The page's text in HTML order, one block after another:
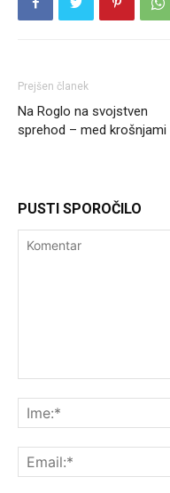
Prejšen članek
Na Roglo na svojstven
sprehod – med krošnjami
PUSTI SPOROČILO